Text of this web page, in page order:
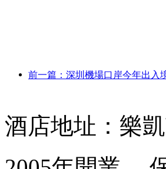
酒店地址：樂